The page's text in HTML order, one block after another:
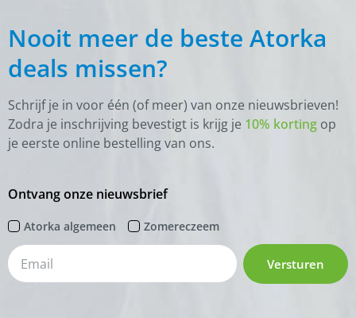
Nooit meer de beste Atorka
deals missen?
Schrijf je in voor één (of meer) van onze nieuwsbrieven!
Zodra je inschrijving bevestigt is krijg je 10% korting op
je eerste online bestelling van ons.
Ontvang onze nieuwsbrief
Atorka algemeen Zomereczeem
Versturen